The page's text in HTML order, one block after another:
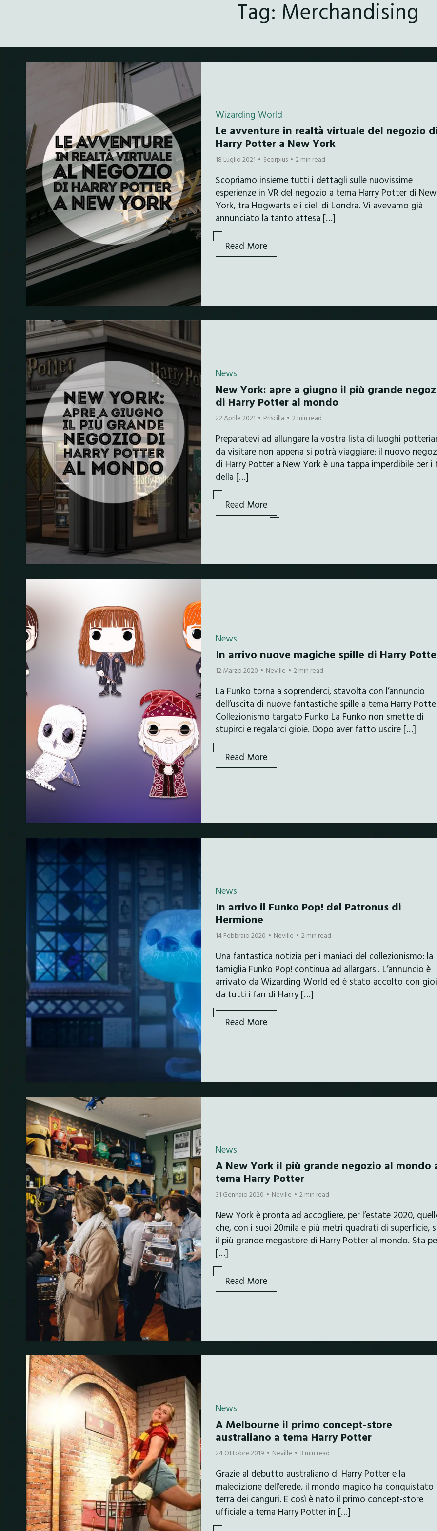
Tag: Merchandising
Wizarding World
Le avventure in realtà virtuale del negozio
Harry Potter a New York
18 Luglio 2021 Scorpius 2 min read
Scopriamo insieme tutti i dettagli sulle nuovissime
esperienze in VR del negozio a tema Harry Potter di New
York, tra Hogwarts e i cieli di Londra. Vi avevamo già
annunciato la tanto attesa […]
Read More
News
New York: apre a giugno il più grande
di Harry Potter al mondo
22 Aprile 2021 Priscilla 2 min read
Preparatevi ad allungare la vostra lista di luoghi
da visitare non appena si potrà viaggiare: il nuovo
di Harry Potter a New York è una tappa imperdibile per i
della […]
Read More
News
In arrivo nuove magiche spille di Harry
12 Marzo 2020 Neville 2 min read
La Funko torna a soprenderci, stavolta con l’annuncio
dell’uscita di nuove fantastiche spille a tema Harry
Collezionismo targato Funko La Funko non smette di
stupirci e regalarci gioie. Dopo aver fatto uscire […]
Read More
News
In arrivo il Funko Pop! del Patronus di
Hermione
14 Febbraio 2020 Neville 2 min read
Una fantastica notizia per i maniaci del collezionismo: la
famiglia Funko Pop! continua ad allargarsi. L’annuncio è
arrivato da Wizarding World ed è stato accolto con
da tutti i fan di Harry […]
Read More
News
A New York il più grande negozio al mondo
tema Harry Potter
31 Gennaio 2020 Neville 2 min read
New York è pronta ad accogliere, per l’estate 2020,
che, con i suoi 20mila e più metri quadrati di superficie,
il più grande megastore di Harry Potter al mondo. Sta
[…]
Read More
News
A Melbourne il primo concept-store
australiano a tema Harry Potter
24 Ottobre 2019 Neville 3 min read
Grazie al debutto australiano di Harry Potter e la
maledizione dell’erede, il mondo magico ha conquistato
terra dei canguri. E così è nato il primo concept-store
ufficiale a tema Harry Potter in […]